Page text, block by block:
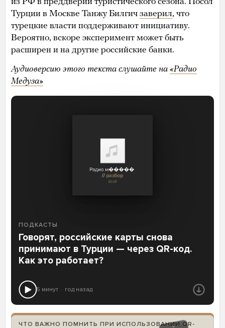
Турции в Москве Танжу Билгич заверил, что
турецкие власти поддерживают инициативу.
Вероятно, вскоре эксперимент может быть
расширен и на другие российские банки.
Аудиоверсию этого текста слушайте на «Радио
Медуза»
ПОДКАСТЫ
Говорят, российские карты снова
принимают в Турции — через QR-код.
Как это работает?
5 минут год назад
ЧТО ВАЖНО ПОМНИТЬ ПРИ ИСПОЛЬЗОВАНИИ QR-